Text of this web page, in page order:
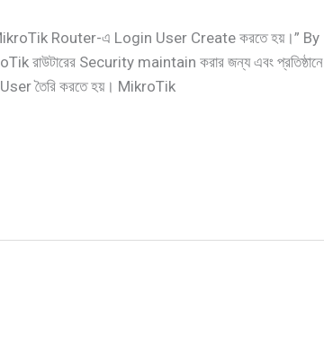
MikroTik Router-এ Login User Create করতে হয়।” By
Security maintain করার জন্য এবং প্রতিষ্ঠানে
তৈরি করতে হয়। MikroTik